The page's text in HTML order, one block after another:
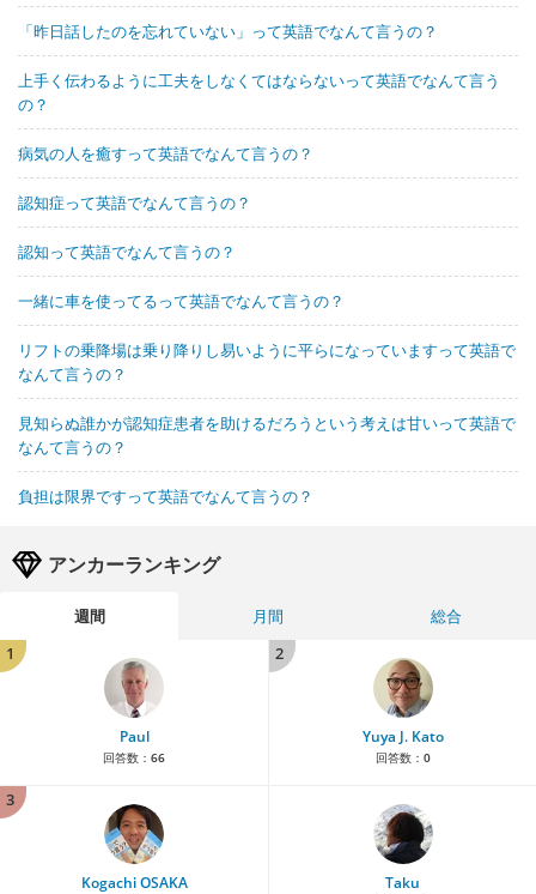
「昨日話したのを忘れていない」って英語でなんて言うの？
上手く伝わるように工夫をしなくてはならないって英語でなんて言う
の？
病気の人を癒すって英語でなんて言うの？
認知症って英語でなんて言うの？
認知って英語でなんて言うの？
一緒に車を使ってるって英語でなんて言うの？
リフトの乗降場は乗り降りし易いように平らになっていますって英語で
なんて言うの？
見知らぬ誰かが認知症患者を助けるだろうという考えは甘いって英語で
なんて言うの？
負担は限界ですって英語でなんて言うの？
アンカーランキング
週間 月間
総合
1
Paul
回答数： 66
2
Yuya J. Kato
回答数： 0
3
Kogachi OSAKA Taku